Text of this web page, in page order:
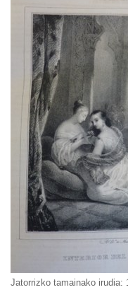
Jatorrizko tamainako irudia: